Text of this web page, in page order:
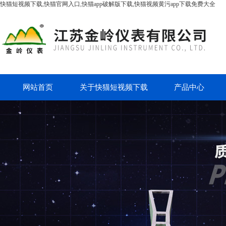
快猫短视频下载,快猫官网入口,快猫app破解版下载,快猫视频黄污app下载免费大全
网站首页 关于快猫短视频下载 产品中心